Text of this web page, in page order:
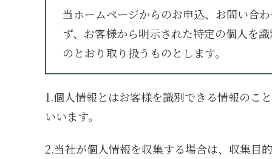
当ホームページからのお申込、お問い合
ず、お客様から明示された特定の個人を
のとおり取り扱うものとします。
1.個人情報とはお客様を識別できる情報のこ
いいます。
2.当社が個人情報を収集する場合は、収集目